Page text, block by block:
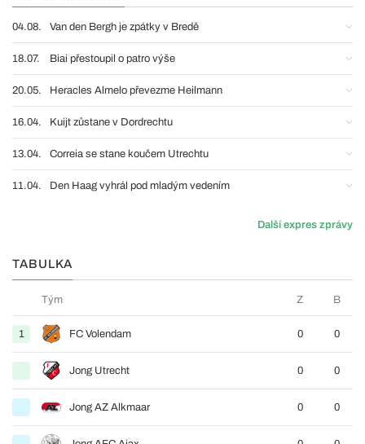
04.08. Van den Bergh je zpátky v Bredě
18.07. Biai přestoupil o patro výše
20.05. Heracles Almelo převezme Heilmann
16.04. Kuijt zůstane v Dordrechtu
13.04. Correia se stane koučem Utrechtu
11.04. Den Haag vyhrál pod mladým vedením
Další expres zprávy
TABULKA
Tým Z B
1 FC Volendam 0 0
Jong Utrecht 0 0
Jong AZ Alkmaar 0 0